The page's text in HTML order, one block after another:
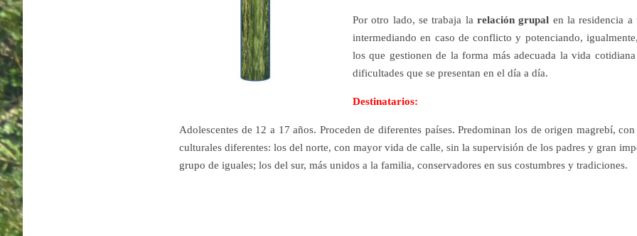
Por otro lado, se trabaja la relación grupal en la residencia a
intermediando en caso de conflicto y potenciando,
los que gestionen de la forma más adecuada la vida
dificultades que se presentan en el día a día.
Destinatarios:
Adolescentes de 12 a 17 años. Proceden de diferentes países. Predominan los de origen magrebí,
culturales diferentes: los del norte, con mayor vida de calle, sin la supervisión de los padres y gran
grupo de iguales; los del sur, más unidos a la familia, conservadores en sus costumbres y tradiciones.